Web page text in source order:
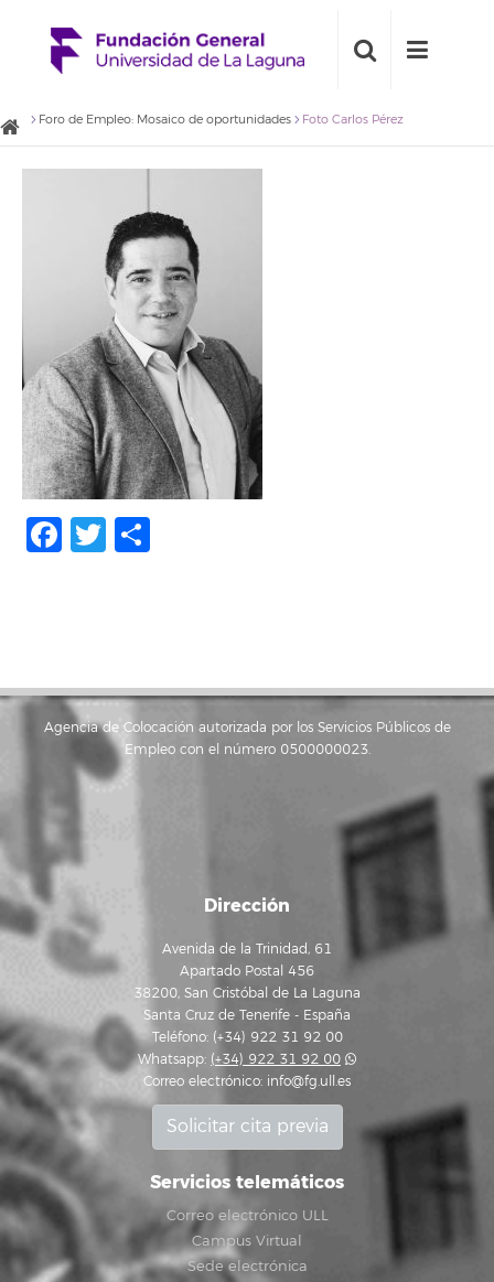
Foro de Empleo: Mosaico de oportunidades Foto Carlos Pérez
Facebook
Twitter
Agencia de Colocación autorizada por los Servicios Públicos de
Empleo con el número 0500000023.
Dirección
Avenida de la Trinidad, 61
Apartado Postal 456
38200, San Cristóbal de La Laguna
Santa Cruz de Tenerife - España
Teléfono: (+34) 922 31 92 00
Whatsapp: (+34) 922 31 92 00
Correo electrónico: info@fg.ull.es
Solicitar cita previa
Servicios telemáticos
Correo electrónico ULL
Campus Virtual
Sede electrónica